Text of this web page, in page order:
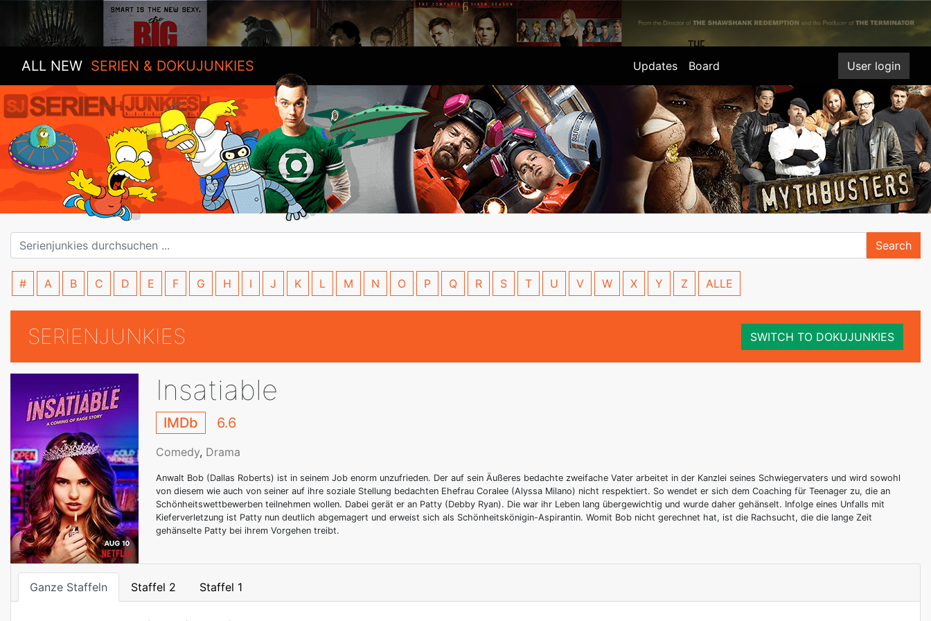
ALL NEW SERIEN & DOKUJUNKIES Updates Board User login
Search
# A B C D E F G H I J K L M N O P Q R S T U V W X Y Z ALLE
SERIENJUNKIES SWITCH TO DOKUJUNKIES
Insatiable
IMDb 6.6
Comedy, Drama
Anwalt Bob (Dallas Roberts) ist in seinem Job enorm unzufrieden. Der auf sein Äußeres bedachte zweifache Vater arbeitet in der Kanzlei seines Schwiegervaters und wird sowohl
von diesem wie auch von seiner auf ihre soziale Stellung bedachten Ehefrau Coralee (Alyssa Milano) nicht respektiert. So wendet er sich dem Coaching für Teenager zu, die an
Schönheitswettbewerben teilnehmen wollen. Dabei gerät er an Patty (Debby Ryan). Die war ihr Leben lang übergewichtig und wurde daher gehänselt. Infolge eines Unfalls mit
Kieferverletzung ist Patty nun deutlich abgemagert und erweist sich als Schönheitskönigin-Aspirantin. Womit Bob nicht gerechnet hat, ist die Rachsucht, die die lange Zeit
gehänselte Patty bei ihrem Vorgehen treibt.
Ganze Staffeln Staffel 2 Staffel 1